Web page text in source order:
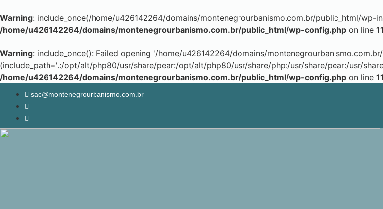
Warning: include_once(/home/u426142264/domains/montenegrourbanismo.com.br/public_html/wp-
/home/u426142264/domains/montenegrourbanismo.com.br/public_html/wp-config.php on line
Warning: include_once(): Failed opening '/home/u426142264/domains/
(include_path='.:/opt/alt/php80/usr/share/pear:/opt/alt/php80/usr/share/php:/usr/share/pear:/usr/
/home/u426142264/domains/montenegrourbanismo.com.br/public_html/wp-config.php on line
sac@montenegrourbanismo.com.br